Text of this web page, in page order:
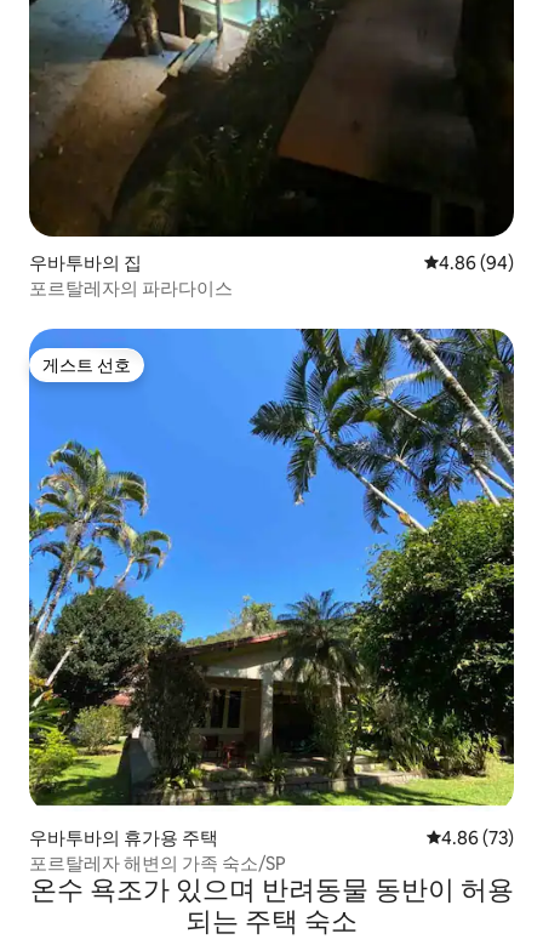
우바투바의 집 평점 4.86점(5
4.86 (94)
포르탈레자의 파라다이스
게스트 선호
게스트 선호
우바투바의 휴가용 주택 평점 4.86점(5
4.86 (73)
포르탈레자 해변의 가족 숙소/SP
온수 욕조가 있으며 반려동물 동반이 허용
되는 주택 숙소